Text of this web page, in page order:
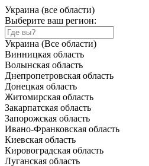
Украина (все области)
Выберите ваш регион:
Украина (Все области)
Винницкая область
Волынская область
Днепропетровская область
Донецкая область
Житомирская область
Закарпатская область
Запорожская область
Ивано-Франковская область
Киевская область
Кировоградская область
Луганская область